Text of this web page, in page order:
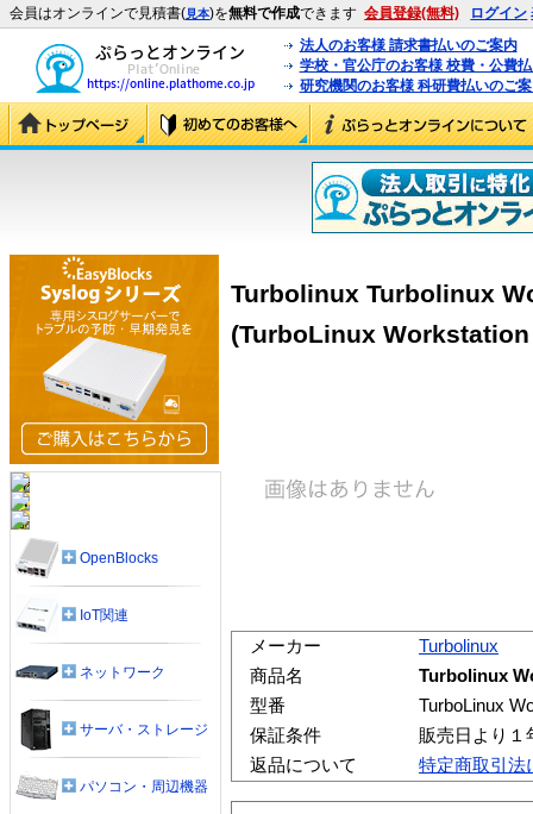
会員はオンラインで見積書(見本)を無料で作成できます 会員登録(無料) ログイン
法人のお客様 請求書払いのご案内
学校・官公庁のお客様 校費・公費
研究機関のお客様 科研費払いのご
Turbolinux Turbolinux
(TurboLinux Workstation
メーカー
Turbolinux
商品名
Turbolinux
型番
TurboLinux
保証条件
販売日より１
返品について
特定商取引法
OpenBlocks
IoT関連
ネットワーク
サーバ・ストレージ
パソコン・周辺機器